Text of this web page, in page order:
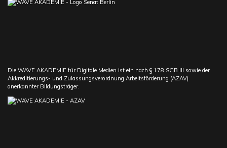
Die WAVE AKADEMIE für Digitale Medien ist ein nach § 178 SGB III sowie der
Akkreditierungs- und Zulassungsverordnung Arbeitsförderung (AZAV)
anerkannter Bildungsträger.